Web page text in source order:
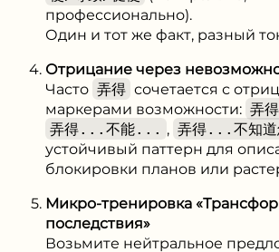
профессионально).
Один и тот же факт, разный
Отрицание через
Часто 弄得 сочетается с
маркерами возможности: 弄
弄得...不能... , 弄得...不知道
устойчивый паттерн для
блокировки планов или
Микро-тренировка
последствия»
Возьмите нейтральное